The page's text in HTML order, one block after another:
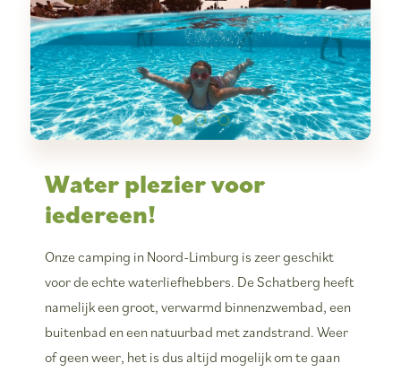
Water plezier voor
iedereen!
Onze camping in Noord-Limburg is zeer geschikt
voor de echte waterliefhebbers. De Schatberg heeft
namelijk een groot, verwarmd binnenzwembad, een
buitenbad en een natuurbad met zandstrand. Weer
of geen weer, het is dus altijd mogelijk om te gaan